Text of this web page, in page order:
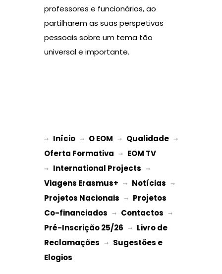
professores e funcionários, ao
partilharem as suas perspetivas
pessoais sobre um tema tão
universal e importante.
→ Início → O EOM → Qualidade
Oferta Formativa → EOM TV
→ International Projects
Viagens Erasmus+ → Notícias
Projetos Nacionais → Projetos
Co-financiados → Contactos
Pré-Inscrição 25/26 → Livro de
Reclamações → Sugestões e
Elogios